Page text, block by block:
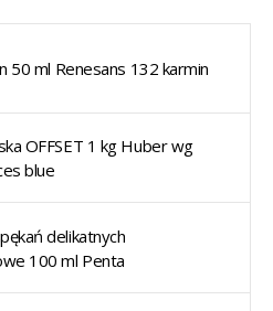
50 ml Renesans 132 karmin
OFFSET 1 kg Huber wg
blue
delikatnych
100 ml Penta